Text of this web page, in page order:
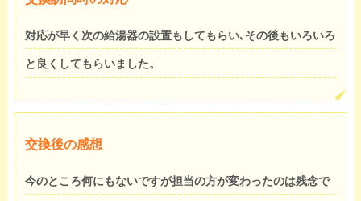
対応が早く次の給湯器の設置もしてもらい､その後もいろいろ
と良くしてもらいました。
交換後の感想
今のところ何にもないですが担当の方が変わったのは残念で